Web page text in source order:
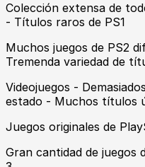
Colección extensa de
- Títulos raros de PS1
Muchos juegos de PS2
Tremenda variedad de
Videojuegos -
estado - Muchos títulos
Juegos originales de
Gran cantidad de juegos